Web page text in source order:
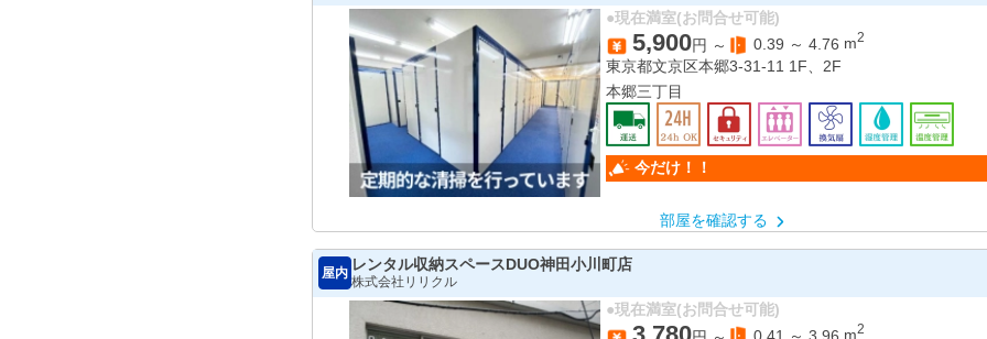
●現在満室(お問合せ可能)
5,900円 ～ 0.39 ～ 4.76 m2
東京都文京区本郷3-31-11 1F、2F
本郷三丁目
今だけ！！
部屋を確認する
屋内
レンタル収納スペースDUO神田小川町店
株式会社リリクル
●現在満室(お問合せ可能)
0.41 ～ 3.96 m2